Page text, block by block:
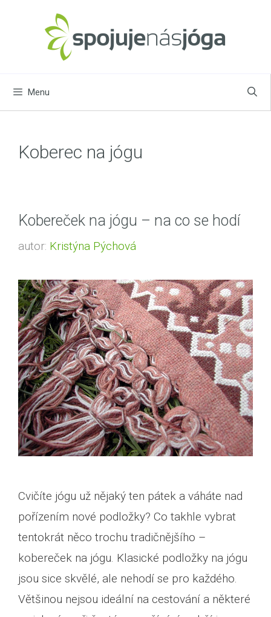
Menu
Koberec na jógu
Kobereček na jógu – na co se hodí
autor: Kristýna Pýchová
Cvičíte jógu už nějaký ten pátek a váháte nad
pořízením nové podložky? Co takhle vybrat
tentokrát něco trochu tradičnějšího –
kobereček na jógu. Klasické podložky na jógu
jsou sice skvělé, ale nehodí se pro každého.
Většinou nejsou ideální na cestování a některé